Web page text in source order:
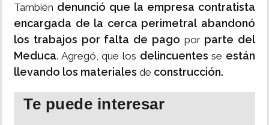
También denunció que la empresa contratista
encargada de la cerca perimetral abandonó
los trabajos por falta de pago por parte del
Meduca. Agregó, que los delincuentes se están
llevando los materiales de construcción.
Te puede interesar